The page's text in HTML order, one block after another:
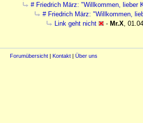
# Friedrich März: "Willkommen, lieber
# Friedrich März: "Willkommen,
Link geht nicht
- Mr.X,
Forumübersicht | Kontakt | Über uns